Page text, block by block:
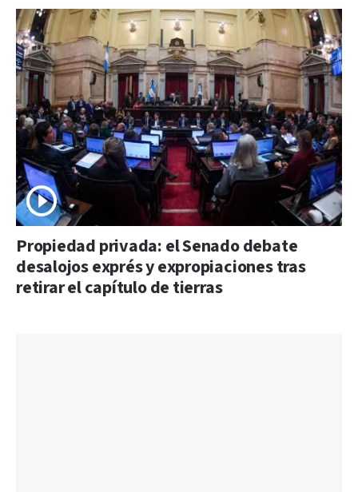
Propiedad privada: el Senado debate
desalojos exprés y expropiaciones tras
retirar el capítulo de tierras